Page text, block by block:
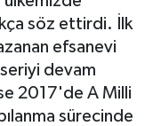
söz ettirdi. İlk
efsanevi
devam
2017'de A Milli
sürecinde